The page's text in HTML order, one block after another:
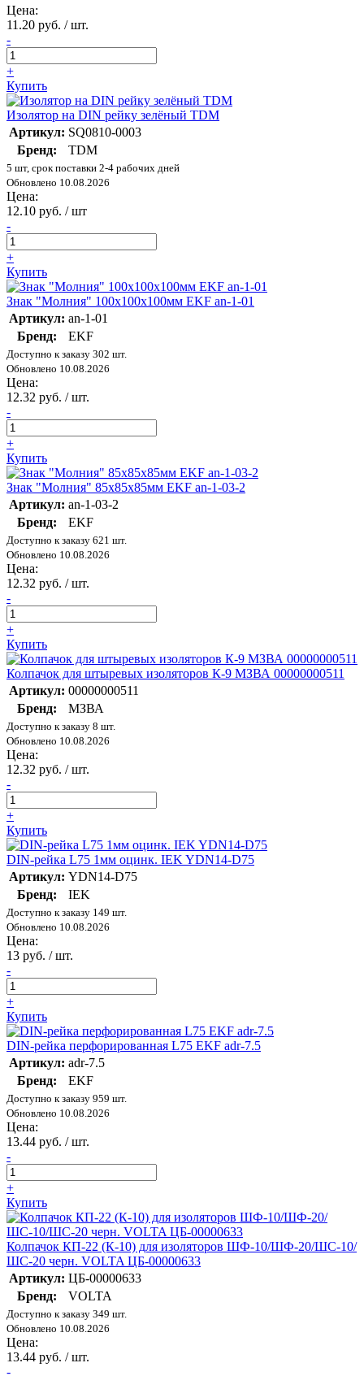
Цена:
11.20 руб. / шт.
-
+
Купить
Изолятор на DIN рейку зелёный TDM
Артикул: SQ0810-0003
Бренд:
TDM
5 шт, срок поставки 2-4 рабочих дней
Обновлено 10.08.2026
Цена:
12.10 руб. / шт
-
+
Купить
Знак "Молния" 100х100х100мм EKF an-1-01
Артикул: an-1-01
Бренд:
EKF
Доступно к заказу 302 шт.
Обновлено 10.08.2026
Цена:
12.32 руб. / шт.
-
+
Купить
Знак "Молния" 85х85х85мм EKF an-1-03-2
Артикул: an-1-03-2
Бренд:
EKF
Доступно к заказу 621 шт.
Обновлено 10.08.2026
Цена:
12.32 руб. / шт.
-
+
Купить
Колпачок для штыревых изоляторов К-9 МЗВА 00000000511
Артикул: 00000000511
Бренд:
МЗВА
Доступно к заказу 8 шт.
Обновлено 10.08.2026
Цена:
12.32 руб. / шт.
-
+
Купить
DIN-рейка L75 1мм оцинк. IEK YDN14-D75
Артикул: YDN14-D75
Бренд:
IEK
Доступно к заказу 149 шт.
Обновлено 10.08.2026
Цена:
13 руб. / шт.
-
+
Купить
DIN-рейка перфорированная L75 EKF adr-7.5
Артикул: adr-7.5
Бренд:
EKF
Доступно к заказу 959 шт.
Обновлено 10.08.2026
Цена:
13.44 руб. / шт.
-
+
Купить
Колпачок КП-22 (К-10) для изоляторов ШФ-10/ШФ-20/ШС-10/
ШС-20 черн. VOLTA ЦБ-00000633
Артикул: ЦБ-00000633
Бренд:
VOLTA
Доступно к заказу 349 шт.
Обновлено 10.08.2026
Цена:
13.44 руб. / шт.
-